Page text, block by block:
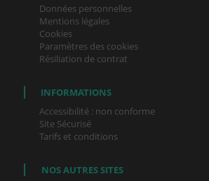
Données personnelles
Mentions légales
Cookies
Paramètres des cookies
Résiliation de contrat
INFORMATIONS
Accessibilité : non conforme
Site Sécurisé
Tarifs et conditions
NOS AUTRES SITES